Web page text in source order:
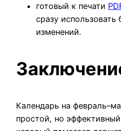
готовый к печати
сразу использовать
изменений.
Календарь на
простой, но